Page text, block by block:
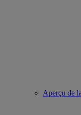
Aperçu de